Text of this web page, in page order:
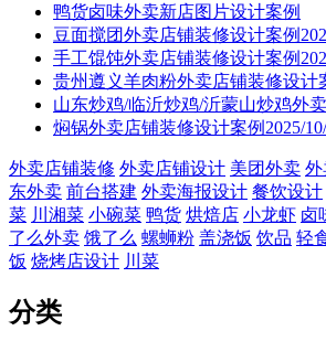
鸭货卤味外卖新店图片设计案例
豆面搅团外卖店铺装修设计案例
手工馄饨外卖店铺装修设计案例
贵州遵义羊肉粉外卖店铺装修设计
山东炒鸡/临沂炒鸡/沂蒙山炒鸡外
焖锅外卖店铺装修设计案例2025/
外卖店铺装修 外卖店铺设计 美团外卖 外
东外卖 前台搭建 外卖海报设计 餐饮设计
菜 川湘菜 小碗菜 鸭货 烘焙店 小龙虾 卤
了么外卖 饿了么 螺蛳粉 盖浇饭 饮品 轻
饭 烧烤店设计 川菜
分类